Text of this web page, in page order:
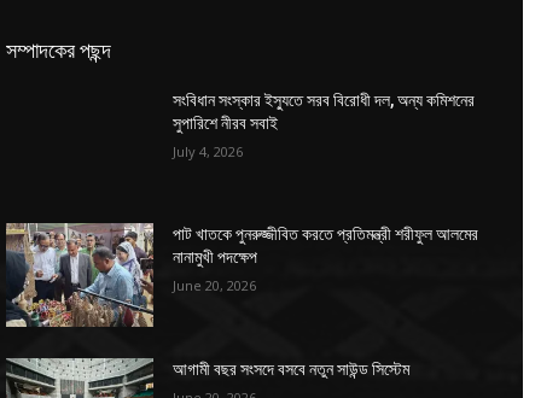
সম্পাদকের পছন্দ
সংবিধান সংস্কার ইস্যুতে সরব বিরোধী দল, অন্য কমিশনের
সুপারিশে নীরব সবাই
July 4, 2026
পাট খাতকে পুনরুজ্জীবিত করতে প্রতিমন্ত্রী শরীফুল আলমের
নানামুখী পদক্ষেপ
June 20, 2026
আগামী বছর সংসদে বসবে নতুন সাউন্ড সিস্টেম